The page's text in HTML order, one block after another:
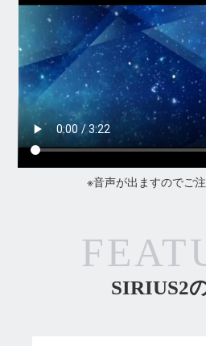
※音声が出ますのでご注
SIRIUS2